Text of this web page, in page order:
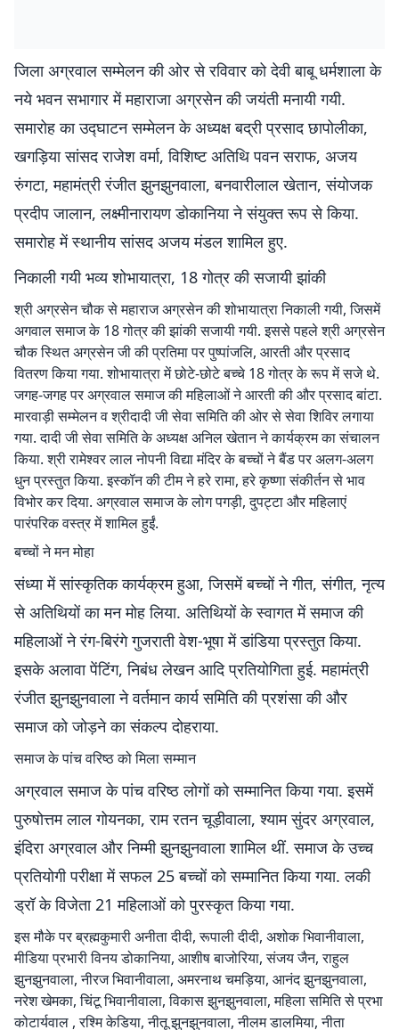
जिला अग्रवाल सम्मेलन की ओर से रविवार को देवी बाबू धर्मशाला के
नये भवन सभागार में महाराजा अग्रसेन की जयंती मनायी गयी.
समारोह का उद्घाटन सम्मेलन के अध्यक्ष बद्री प्रसाद छापोलीका,
खगड़िया सांसद राजेश वर्मा, विशिष्ट अतिथि पवन सराफ, अजय
रुंगटा, महामंत्री रंजीत झुनझुनवाला, बनवारीलाल खेतान, संयोजक
प्रदीप जालान, लक्ष्मीनारायण डोकानिया ने संयुक्त रूप से किया.
समारोह में स्थानीय सांसद अजय मंडल शामिल हुए.
निकाली गयी भव्य शोभायात्रा, 18 गोत्र की सजायी झांकी
श्री अग्रसेन चौक से महाराज अग्रसेन की शोभायात्रा निकाली गयी, जिसमें
अगवाल समाज के 18 गोत्र की झांकी सजायी गयी. इससे पहले श्री अग्रसेन
चौक स्थित अग्रसेन जी की प्रतिमा पर पुष्पांजलि, आरती और प्रसाद
वितरण किया गया. शोभायात्रा में छोटे-छोटे बच्चे 18 गोत्र के रूप में सजे थे.
जगह-जगह पर अग्रवाल समाज की महिलाओं ने आरती की और प्रसाद बांटा.
मारवाड़ी सम्मेलन व श्रीदादी जी सेवा समिति की ओर से सेवा शिविर लगाया
गया. दादी जी सेवा समिति के अध्यक्ष अनिल खेतान ने कार्यक्रम का संचालन
किया. श्री रामेश्वर लाल नोपनी विद्या मंदिर के बच्चों ने बैंड पर अलग-अलग
धुन प्रस्तुत किया. इस्कॉन की टीम ने हरे रामा, हरे कृष्णा संकीर्तन से भाव
विभोर कर दिया. अग्रवाल समाज के लोग पगड़ी, दुपट्टा और महिलाएं
पारंपरिक वस्त्र में शामिल हुईं.
बच्चों ने मन मोहा
संध्या में सांस्कृतिक कार्यक्रम हुआ, जिसमें बच्चों ने गीत, संगीत, नृत्य
से अतिथियों का मन मोह लिया. अतिथियों के स्वागत में समाज की
महिलाओं ने रंग-बिरंगे गुजराती वेश-भूषा में डांडिया प्रस्तुत किया.
इसके अलावा पेंटिंग, निबंध लेखन आदि प्रतियोगिता हुई. महामंत्री
रंजीत झुनझुनवाला ने वर्तमान कार्य समिति की प्रशंसा की और
समाज को जोड़ने का संकल्प दोहराया.
समाज के पांच वरिष्ठ को मिला सम्मान
अग्रवाल समाज के पांच वरिष्ठ लोगों को सम्मानित किया गया. इसमें
पुरुषोत्तम लाल गोयनका, राम रतन चूड़ीवाला, श्याम सुंदर अग्रवाल,
इंदिरा अग्रवाल और निम्मी झुनझुनवाला शामिल थीं. समाज के उच्च
प्रतियोगी परीक्षा में सफल 25 बच्चों को सम्मानित किया गया. लकी
ड्रॉ के विजेता 21 महिलाओं को पुरस्कृत किया गया.
इस मौके पर ब्रह्मकुमारी अनीता दीदी, रूपाली दीदी, अशोक भिवानीवाला,
मीडिया प्रभारी विनय डोकानिया, आशीष बाजोरिया, संजय जैन, राहुल
झुनझुनवाला, नीरज भिवानीवाला, अमरनाथ चमड़िया, आनंद झुनझुनवाला,
नरेश खेमका, चिंटू भिवानीवाला, विकास झुनझुनवाला, महिला समिति से प्रभा
कोटार्यवाल , रश्मि केडिया, नीतू झुनझुनवाला, नीलम डालमिया, नीता